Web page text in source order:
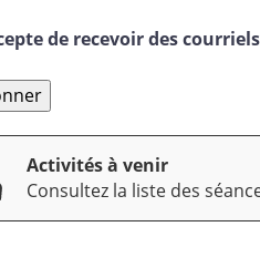
de recevoir des courriels
Activités à venir
Consultez la liste des